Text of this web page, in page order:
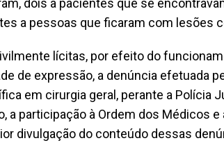
dois a pacientes que se
a pessoas que ficaram com lesões
lícitas, por efeito do
de expressão, a denúncia efetuada
em cirurgia geral, perante a Polícia
a participação à Ordem dos Médicos
divulgação do conteúdo dessas